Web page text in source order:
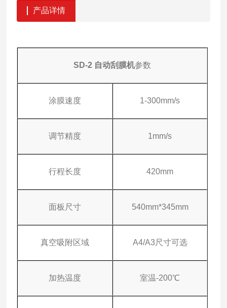
产品详情
SD-2 自动刮膜机参数
涂膜速度 1-300mm/s
调节精度 1mm/s
行程长度 420mm
面板尺寸 540mm*345mm
真空吸附区域 A4/A3尺寸可选
加热温度 室温-200℃